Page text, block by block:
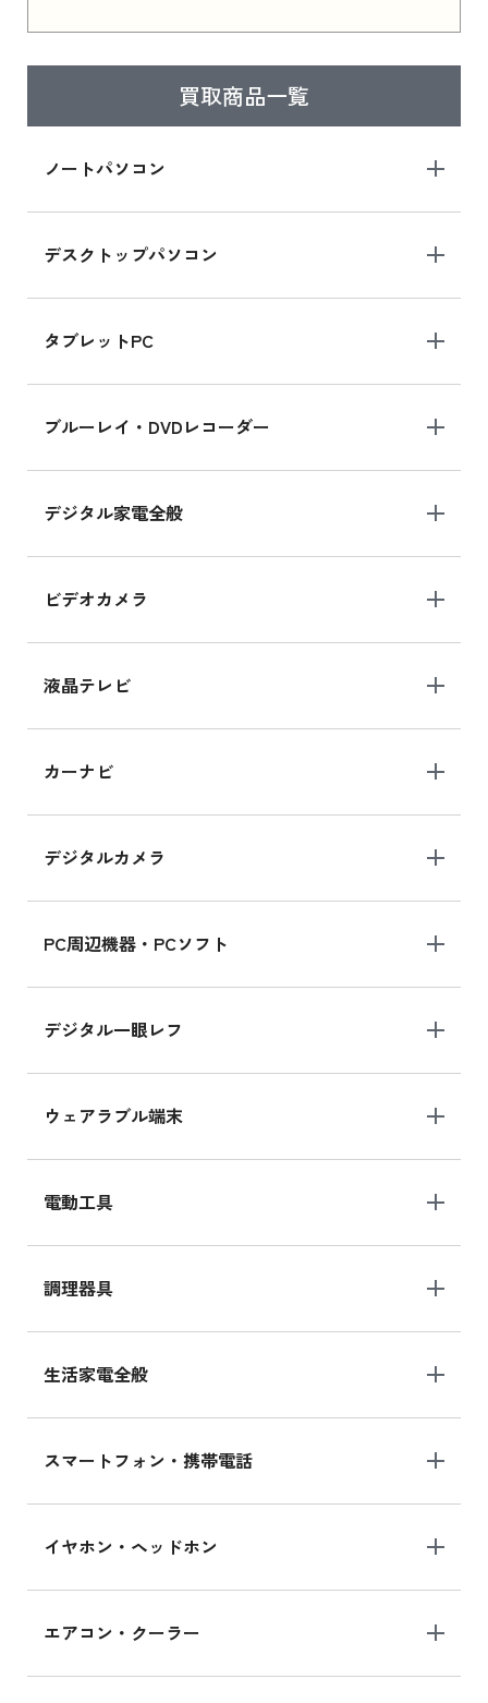
買取商品一覧
ノートパソコン
デスクトップパソコン
タブレットPC
ブルーレイ・DVDレコーダー
デジタル家電全般
ビデオカメラ
液晶テレビ
カーナビ
デジタルカメラ
PC周辺機器・PCソフト
デジタル一眼レフ
ウェアラブル端末
電動工具
調理器具
生活家電全般
スマートフォン・携帯電話
イヤホン・ヘッドホン
エアコン・クーラー
はこちら
ら
iPad mini シリーズ 2024
iPad mini 8.3インチ の新品買取価格
iPhone 16 シリーズ
iPhone 16 の新品買取価格
iPad Air 11インチ シリーズ
iPad Air 11インチ の新品買取価格
iPhone 15 128GB シリーズ
iPhone 15 128GB の新品買取価格
MK2K3J/Aの新品買取価格はこちら